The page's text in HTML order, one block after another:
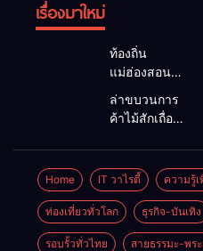
เรื่องมาใหม่
ท้องถิ่น
แม่ฮ่องสอน
ประชาชน นา
ยกฯ อบต.-
กำนัน ยื่น
หนังสือถึง
กมธ.งบฯ
สภาฯ ขอหนุน
งบพัฒนาถนน
แหล่งน้ำ และ
ล่าขบวนการ
ค้าไม้สักเถื่อน
แม่ลาน้อย เจอ
ไม้แปรรูป 33
แผ่น ผอ.ส่วน
ป้องกันฯ
สจป.ที่
Home IT วาไรตี้ ความรู้
ท่องเที่ยวทั่วโลก ธุรกิจ-บันเทิง
รอบรั้วทั่วไทย สายธรรมะ-พระ